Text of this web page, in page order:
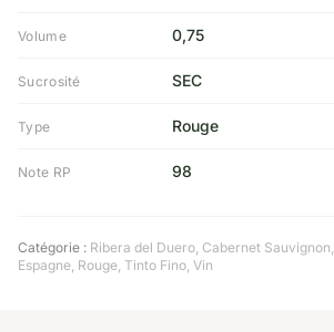
Volume 0,75
Sucrosité SEC
Type Rouge
Note RP 98
Catégorie : Ribera del Duero, Cabernet Sauvignon,
Espagne, Rouge, Tinto Fino, Vin